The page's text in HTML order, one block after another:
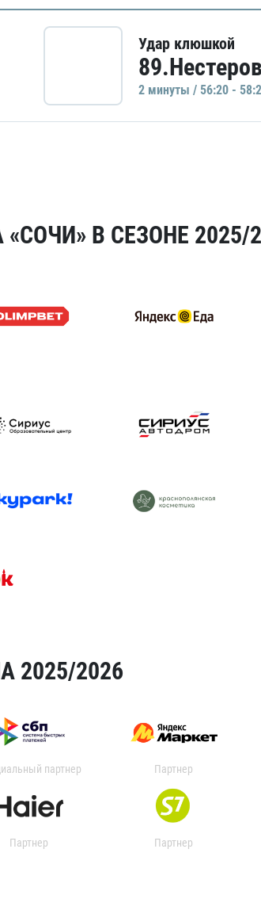
Удар клюшкой
2 минуты / 56:20 -
В СЕЗОНЕ 2025/
2025/2026
партнер Партнер
Партнер Партнер